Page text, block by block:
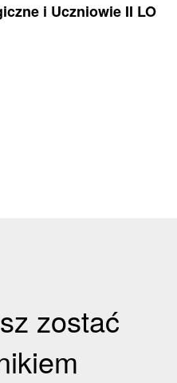
i Uczniowie II LO
zostać